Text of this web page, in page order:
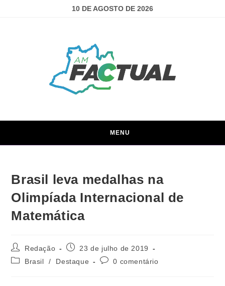
10 DE AGOSTO DE 2026
MENU
Brasil leva medalhas na
Olimpíada Internacional de
Matemática
Redação
23 de julho de 2019
Brasil
/ Destaque 0 comentário